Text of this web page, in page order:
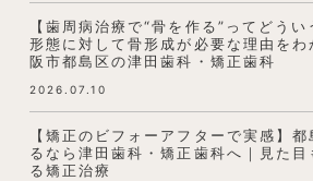
【歯周病治療で“骨を作る”ってどう
形態に対して骨形成が必要な理由をわ
阪市都島区の津田歯科・矯正歯科
2026.07.10
【矯正のビフォーアフターで実感】
るなら津田歯科・矯正歯科へ｜見た目
る矯正治療